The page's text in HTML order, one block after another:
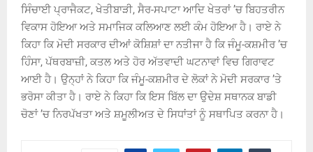
ਸਿੰਚਾਈ ਪ੍ਰਾਜੈਕਟ, ਖੇਤੀਬਾੜੀ, ਸੈਰ-ਸਪਾਟਾ ਆਦਿ ਖੇਤਰਾਂ ’ਚ ਬਿਹਤਰੀਨ
ਵਿਕਾਸ ਹੋਇਆ ਅਤੇ ਸਮਾਜਿਕ ਕਲਿਆਣ ਲਈ ਕੰਮ ਹੋਇਆ ਹੈ। ਰਾਏ ਨੇ
ਕਿਹਾ ਕਿ ਮੋਦੀ ਸਰਕਾਰ ਦੀਆਂ ਕੋਸ਼ਿਸ਼ਾਂ ਦਾ ਨਤੀਜਾ ਹੈ ਕਿ ਜੰਮੂ-ਕਸ਼ਮੀਰ ’ਚ
ਹਿੰਸਾ, ਪੱਥਰਬਾਜ਼ੀ, ਕਤਲ ਅਤੇ ਹੋਰ ਅੱਤਵਾਦੀ ਘਟਨਾਵਾਂ ਵਿਚ ਗਿਰਾਵਟ
ਆਈ ਹੈ। ਉਨ੍ਹਾਂ ਨੇ ਕਿਹਾ ਕਿ ਜੰਮੂ-ਕਸ਼ਮੀਰ ਦੇ ਲੋਕਾਂ ਨੇ ਮੋਦੀ ਸਰਕਾਰ ’ਤੇ
ਭਰੋਸਾ ਕੀਤਾ ਹੈ। ਰਾਏ ਨੇ ਕਿਹਾ ਕਿ ਇਸ ਬਿੱਲ ਦਾ ਉਦੇਸ਼ ਸਥਾਨਕ ਬਾਡੀ
ਚੋਣਾਂ ’ਚ ਨਿਰਪੱਖਤਾ ਅਤੇ ਸ਼ਮੂਲੀਅਤ ਦੇ ਸਿਧਾਂਤਾਂ ਨੂੰ ਸਥਾਪਿਤ ਕਰਨਾ ਹੈ।